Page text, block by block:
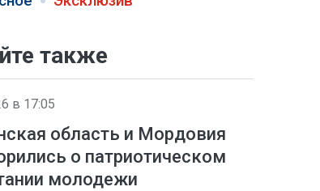
также
в 17:05
область и Мордовия
о патриотическом
молодежи